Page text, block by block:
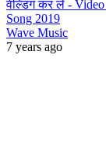
वेल्डिंग कर ले -
Song 2019
Wave Music
7 years ago